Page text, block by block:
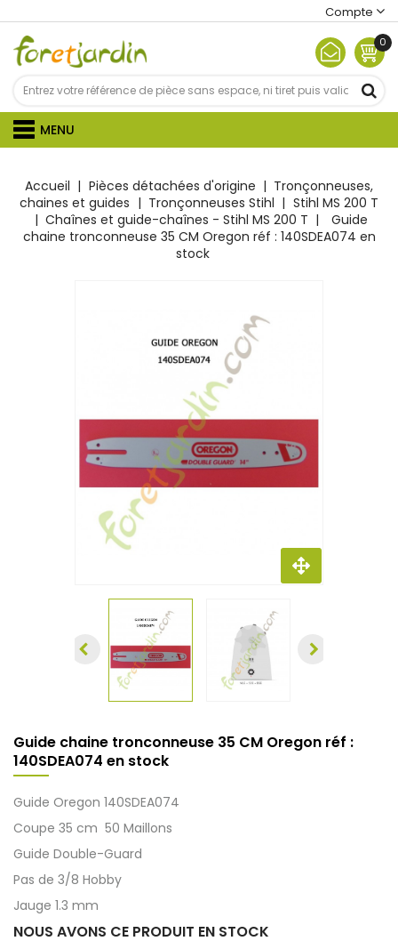
Compte
0
MENU
Accueil Pièces détachées d'origine
Tronçonneuses,
chaines et guides
Tronçonneuses Stihl
Stihl MS 200 T
Chaînes et guide-chaînes - Stihl MS 200 T
Guide
chaine tronconneuse 35 CM Oregon réf : 140SDEA074 en
stock
Guide chaine tronconneuse 35 CM Oregon réf :
140SDEA074 en stock
Guide Oregon 140SDEA074
Coupe 35 cm 50 Maillons
Guide Double-Guard
Pas de 3/8 Hobby
Jauge 1.3 mm
NOUS AVONS CE PRODUIT EN STOCK